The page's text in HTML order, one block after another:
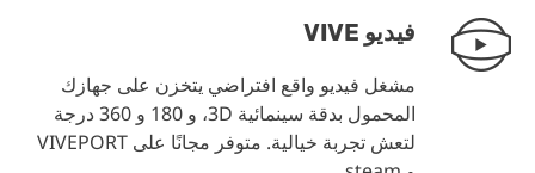
فيديو VIVE
مشغل فيديو واقع افتراضي يتخزن على جهازك
المحمول بدقة سينمائية 3D، و 180 و 360 درجة
لتعش تجربة خيالية. متوفر مجانًا على VIVEPORT